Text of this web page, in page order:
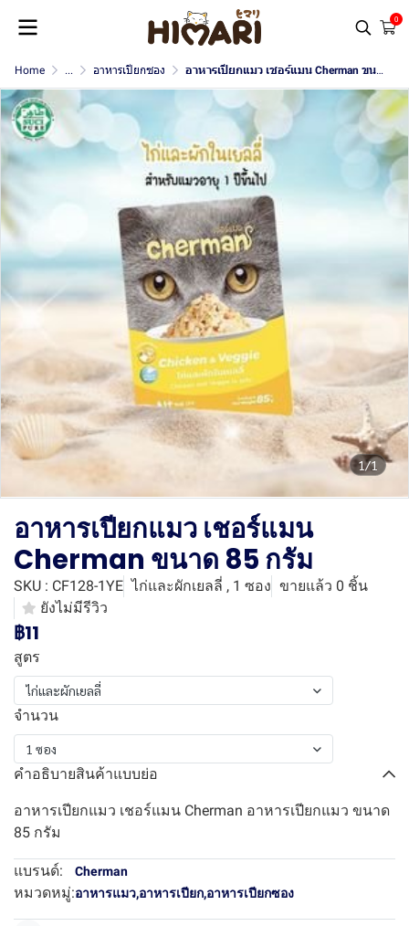
0
Home ... อาหารเปียกซอง อาหารเปียกแมว เชอร์แมน Cherman ขนาด 85 กรัม
1/1
อาหารเปียกแมว เชอร์แมน
Cherman ขนาด 85 กรัม
SKU : CF128-1YE ไก่และผักเยลลี่ , 1 ซอง ขายแล้ว 0 ชิ้น
ยังไม่มีรีวิว
฿11
สูตร
ไก่และผักเยลลี่
จำนวน
1 ซอง
คำอธิบายสินค้าแบบย่อ
อาหารเปียกแมว เชอร์แมน Cherman อาหารเปียกแมว ขนาด
85 กรัม
แบรนด์: Cherman
หมวดหมู่:อาหารแมว,อาหารเปียก,อาหารเปียกซอง